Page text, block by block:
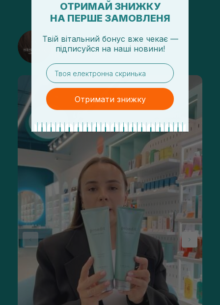
@sisters_stelmakh в Instagram
Подписаться
ОТРИМАЙ ЗНИЖКУ
НА ПЕРШЕ ЗАМОВЛЕНЯ
Твій вітальний бонус вже чекає —
підписуйся на наші новини!
email
Отримати знижку